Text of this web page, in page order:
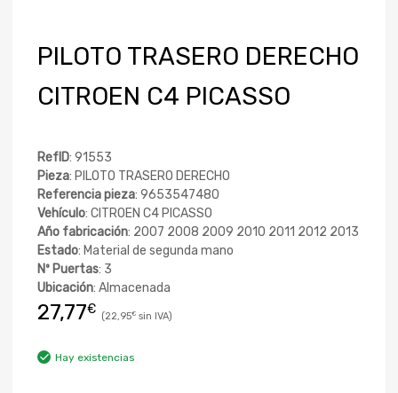
PILOTO TRASERO DERECHO
CITROEN C4 PICASSO
RefID: 91553
Pieza: PILOTO TRASERO DERECHO
Referencia pieza: 9653547480
Vehículo: CITROEN C4 PICASSO
Año fabricación: 2007 2008 2009 2010 2011 2012 2013
Estado: Material de segunda mano
Nº Puertas: 3
Ubicación: Almacenada
27,77€ 22,95€
Hay existencias